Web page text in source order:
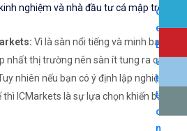
nghiệm và nhà đầu tư cá mập trên
Vì là sàn nổi tiếng và minh bạch
nhất thị trường nên sàn ít tung ra các
nhiên nếu bạn có ý định lập nghiệp từ
ICMarkets là sự lựa chọn khiến bạn